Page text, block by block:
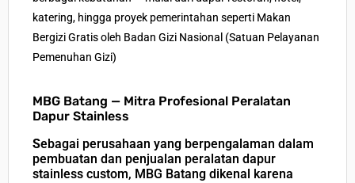
katering, hingga proyek pemerintahan seperti Makan
Bergizi Gratis oleh Badan Gizi Nasional (Satuan Pelayanan
Pemenuhan Gizi)
MBG Batang — Mitra Profesional Peralatan
Dapur Stainless
Sebagai perusahaan yang berpengalaman dalam
pembuatan dan penjualan peralatan dapur
stainless custom, MBG Batang dikenal karena